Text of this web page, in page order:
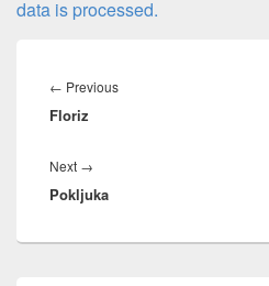
data is processed.
navigation
← PreviousPrevious
Floriz
Next →
post:
Pokljuka